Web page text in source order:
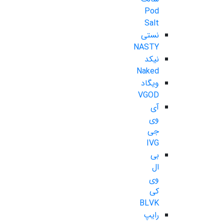
Pod
Salt
نستی
NASTY
نیکد
Naked
ویگاد
VGOD
آی
وی
جی
IVG
بی
ال
وی
کی
BLVK
رایپ